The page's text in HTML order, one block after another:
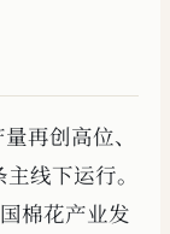
线下运行。
棉花产业发